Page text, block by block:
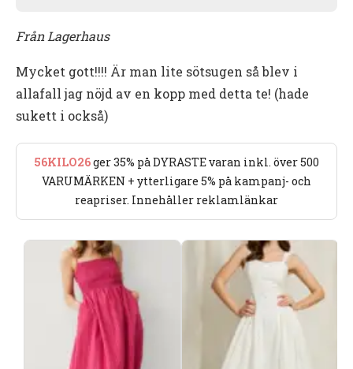
Från Lagerhaus
Mycket gott!!!! Är man lite sötsugen så blev i
allafall jag nöjd av en kopp med detta te! (hade
sukett i också)
56KILO26ger 35% på DYRASTE varan inkl. över 500
VARUMÄRKEN + ytterligare 5% på kampanj- och
reapriser. Innehåller reklamlänkar